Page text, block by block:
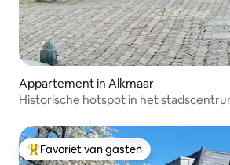
Appartement in Alkmaar
Historische hotspot in het
Topfavoriet van gasten
Favoriet van gasten